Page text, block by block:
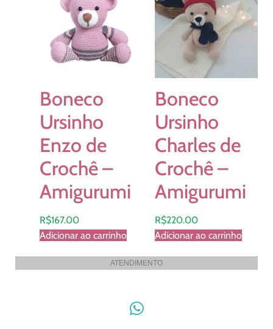
Boneco
Ursinho
Enzo de
Crochê –
Amigurumi
R$167.00
Adicionar ao carrinho
Boneco
Ursinho
Charles de
Crochê –
Amigurumi
R$220.00
Adicionar ao carrinho
ATENDIMENTO